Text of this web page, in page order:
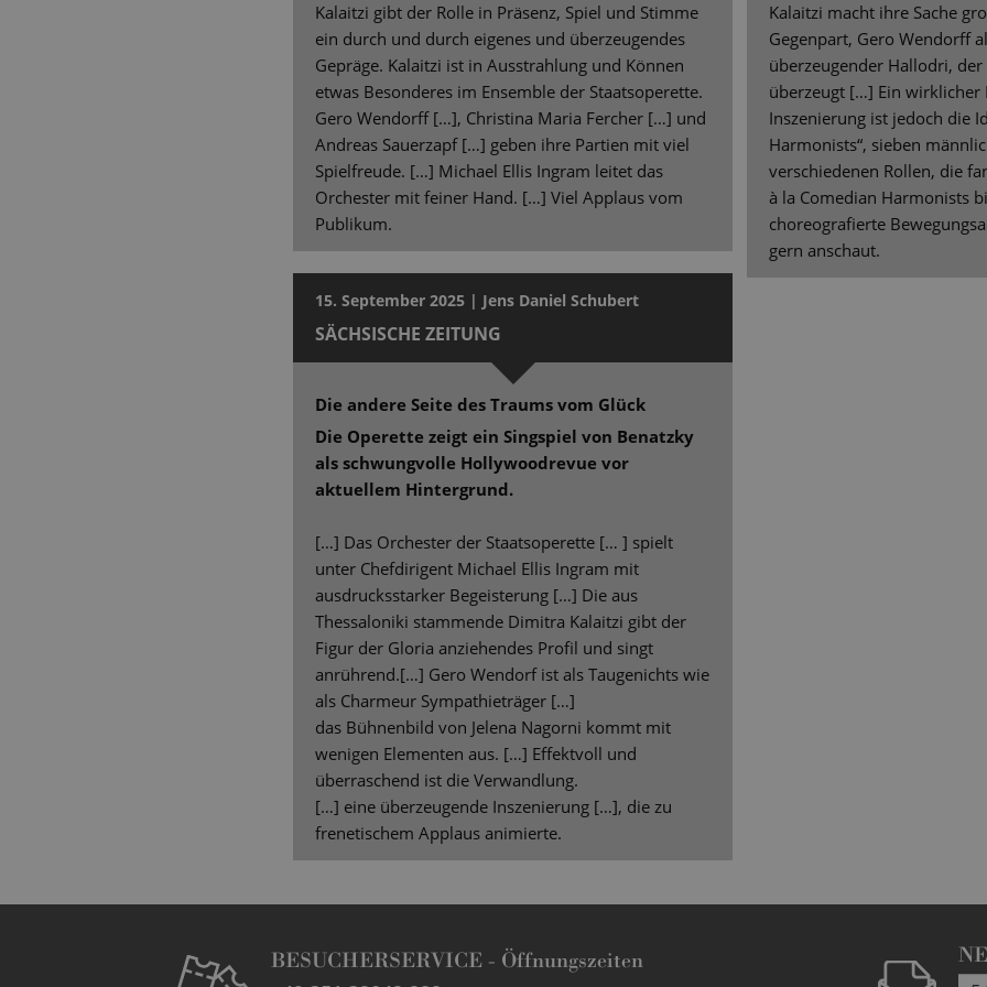
Kalaitzi macht ihre Sache
Gegenpart, Gero Wendorff
überzeugender Hallodri,
überzeugt […] Ein wirklicher
Inszenierung ist jedoch die
Harmonists“, sieben
verschiedenen Rollen, die
à la Comedian Harmonists
choreografierte
gern anschaut.
Kalaitzi gibt der Rolle in Präsenz, Spiel und Stimme
ein durch und durch eigenes und überzeugendes
Gepräge. Kalaitzi ist in Ausstrahlung und Können
etwas Besonderes im Ensemble der Staatsoperette.
Gero Wendorff […], Christina Maria Fercher […] und
Andreas Sauerzapf […] geben ihre Partien mit viel
Spielfreude. […] Michael Ellis Ingram leitet das
Orchester mit feiner Hand. […] Viel Applaus vom
Publikum.
15. September 2025 | Jens Daniel Schubert
SÄCHSISCHE ZEITUNG
Die andere Seite des Traums vom Glück
Die Operette zeigt ein Singspiel von Benatzky
als schwungvolle Hollywoodrevue vor
aktuellem Hintergrund.
[…] Das Orchester der Staatsoperette [… ] spielt
unter Chefdirigent Michael Ellis Ingram mit
ausdrucksstarker Begeisterung […] Die aus
Thessaloniki stammende Dimitra Kalaitzi gibt der
Figur der Gloria anziehendes Profil und singt
anrührend.[…] Gero Wendorf ist als Taugenichts wie
als Charmeur Sympathieträger […]
das Bühnenbild von Jelena Nagorni kommt mit
wenigen Elementen aus. […] Effektvoll und
überraschend ist die Verwandlung.
[…] eine überzeugende Inszenierung […], die zu
frenetischem Applaus animierte.
BESUCHERSERVICE - Öffnungszeiten